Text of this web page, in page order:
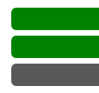
INFORMATIVES
MEIN KONTO